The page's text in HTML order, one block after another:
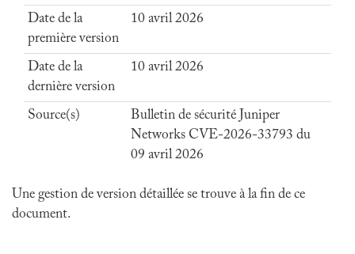
Date de la
première version
10 avril 2026
Date de la
dernière version
10 avril 2026
Source(s)
Bulletin de sécurité Juniper
Networks CVE-2026-33793 du
09 avril 2026
Une gestion de version détaillée se trouve à la fin de ce
document.